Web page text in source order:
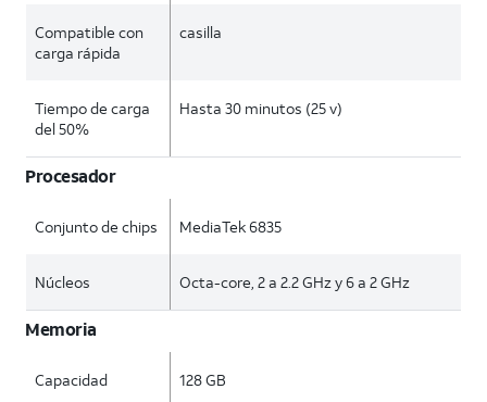
Compatible con
carga rápida
casilla
Tiempo de carga
del 50%
Hasta 30 minutos (25 v)
Procesador
Conjunto de chips MediaTek 6835
Núcleos Octa-core, 2 a 2.2 GHz y 6 a 2 GHz
Memoria
Capacidad 128 GB